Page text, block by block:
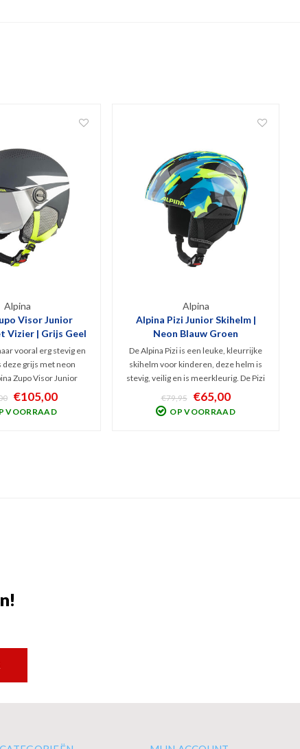
Alpina
Visor Junior
Vizier | Grijs Geel
vooral erg stevig en
deze grijs met neon
Zupo Visor Junior
met een losse
deze fijne vizierhelm
tijd. V.v. spiegelend
€105,00
VOORRAAD
Alpina
Alpina Pizi Junior Skihelm |
Neon Blauw Groen
De Alpina Pizi is een leuke, kleurrijke
skihelm voor kinderen, deze helm is
stevig, veilig en is meerkleurig. De Pizi
is een lichtgewicht helm en heeft de
perfecte combinatie van draagcomfort
en bescherming. Geschikt voor alle
€79,95 €65,00
OP VOORRAAD